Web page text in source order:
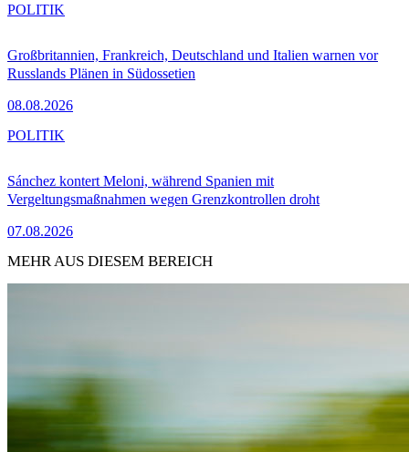
Großbritannien, Frankreich, Deutschland und Italien warnen vor
Russlands Plänen in Südossetien
08.08.2026
POLITIK
Sánchez kontert Meloni, während Spanien mit
Vergeltungsmaßnahmen wegen Grenzkontrollen droht
07.08.2026
POLITIK
MEHR AUS DIESEM BEREICH